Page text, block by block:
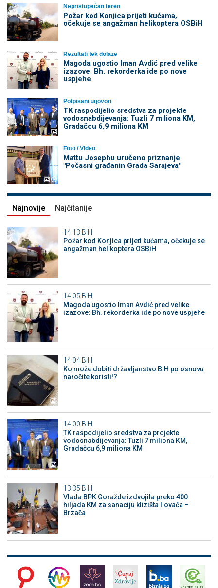
Nepristupačan teren
Požar kod Konjica prijeti kućama,
očekuje se angažman helikoptera OSBiH
Rezultati tek dolaze
Magoda ugostio Iman Avdić pred velike
izazove: Bh. rekorderka ide po nove
uspjehe
Potpisani ugovori
TK raspodijelio sredstva za projekte
vodosnabdijevanja: Tuzli 7 miliona KM,
Gradačcu 6,9 miliona KM
Foto / Video
Mattu Josephu uručeno priznanje
"Počasni građanin Grada Sarajeva"
Najnovije Najčitanije
14:13 BiH
Požar kod Konjica prijeti kućama, očekuje se
angažman helikoptera OSBiH
14:05 BiH
Magoda ugostio Iman Avdić pred velike
izazove: Bh. rekorderka ide po nove uspjehe
14:04 BiH
Ko može dobiti državljanstvo BiH po osnovu
naročite koristi!?
14:00 BiH
TK raspodijelio sredstva za projekte
vodosnabdijevanja: Tuzli 7 miliona KM,
Gradačcu 6,9 miliona KM
13:35 BiH
Vlada BPK Goražde izdvojila preko 400
hiljada KM za sanaciju klizišta Ilovača –
Brzača